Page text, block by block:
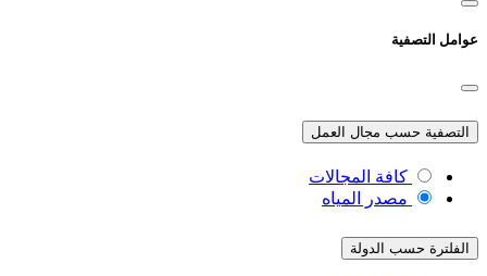
عوامل التصفية
التصفية حسب مجال العمل
كافة المجالات
مصدر المياه
الفلترة حسب الدولة